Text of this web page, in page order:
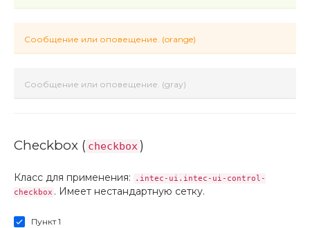
Сообщение или оповещение. (orange)
Сообщение или оповещение. (gray)
Checkbox ( checkbox)
Класс для применения:
.intec-ui.intec-ui-control-
checkbox . Имеет нестандартную сетку.
Пункт 1